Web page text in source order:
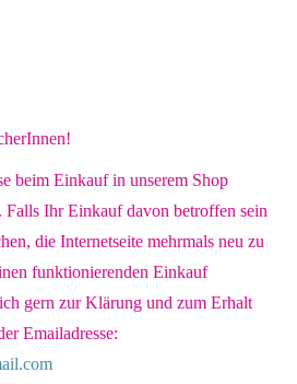
beim Einkauf in unserem Shop
Falls Ihr Einkauf davon betroffen sein
die Internetseite mehrmals neu zu
funktionierenden Einkauf
gern zur Klärung und zum Erhalt
Emailadresse: